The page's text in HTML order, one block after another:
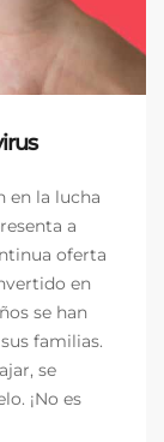
en la lucha
a
oferta
en
se han
familias.
se
¡No es